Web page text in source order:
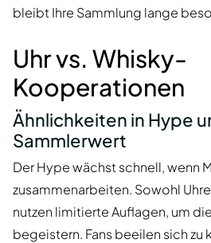
bleibt Ihre Sammlung lange
Uhr vs. Whisky-
Kooperationen
Ähnlichkeiten in Hype
Sammlerwert
Der Hype wächst schnell, wenn
zusammenarbeiten. Sowohl
nutzen limitierte Auflagen, um
begeistern. Fans beeilen sich zu